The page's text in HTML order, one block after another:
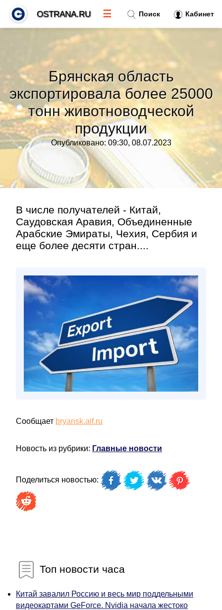
Брянская область
экспортировала более 25000
тонн животноводческой
продукции
Опубликовано: 09:30, 08.07.2023
В числе получателей - Китай,
Саудовская Аравия, Объединенные
Арабские Эмираты, Чехия, Сербия и
еще более десяти стран....
Сообщает bryansk.aif.ru
Новость из рубрики: Главные новости
Поделиться новостью:
Топ новости часа
Китай завалил Россию и весь мир поддельными
видеокартами GeForce. Nvidia начала жестоко
Поиск Кабинет
OSTRANA.RU ☰
Тренды новостей »
Рубрики»
Правила»
Контакт»